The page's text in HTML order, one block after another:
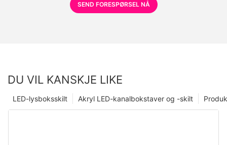
SEND FORESPØRSEL NÅ
DU VIL KANSKJE LIKE
Akryl LED-kanalbokstaver og -skilt
LED-lysboksskilt